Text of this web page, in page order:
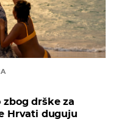
drške za
Hrvati duguju